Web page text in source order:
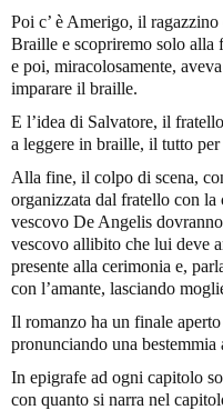
Poi c’ è Amerigo, il
Braille e scopriremo solo alla
e poi, miracolosamente,
imparare il braille.
E l’idea di Salvatore, il
a leggere in braille, il tutto
Alla fine, il colpo di scena,
organizzata dal fratello con
vescovo De Angelis
vescovo allibito che lui deve
presente alla cerimonia e,
con l’amante, lasciando
Il romanzo ha un finale
pronunciando una
In epigrafe ad ogni capitolo
con quanto si narra nel